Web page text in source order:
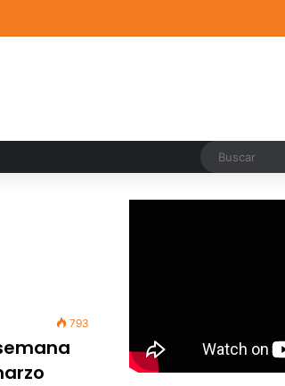
de artistas emergentes y consolidados
793